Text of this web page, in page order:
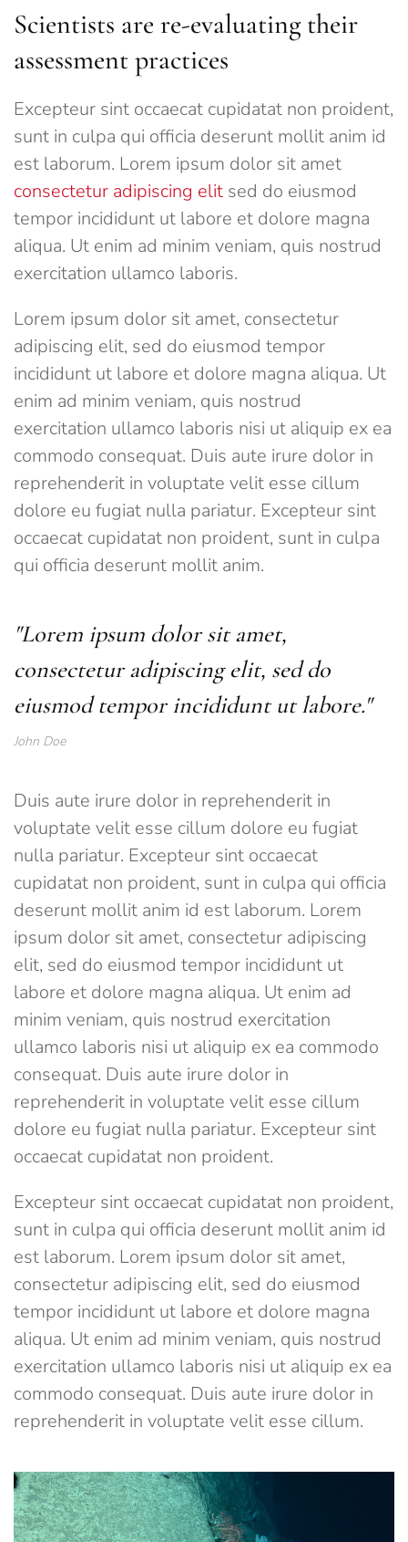
Scientists are re-evaluating their
assessment practices
Excepteur sint occaecat cupidatat non proident,
sunt in culpa qui officia deserunt mollit anim id
est laborum. Lorem ipsum dolor sit amet
consectetur adipiscing elit sed do eiusmod
tempor incididunt ut labore et dolore magna
aliqua. Ut enim ad minim veniam, quis nostrud
exercitation ullamco laboris.
Lorem ipsum dolor sit amet, consectetur
adipiscing elit, sed do eiusmod tempor
incididunt ut labore et dolore magna aliqua. Ut
enim ad minim veniam, quis nostrud
exercitation ullamco laboris nisi ut aliquip ex ea
commodo consequat. Duis aute irure dolor in
reprehenderit in voluptate velit esse cillum
dolore eu fugiat nulla pariatur. Excepteur sint
occaecat cupidatat non proident, sunt in culpa
qui officia deserunt mollit anim.
"Lorem ipsum dolor sit amet,
consectetur adipiscing elit, sed do
eiusmod tempor incididunt ut labore."
John Doe
Duis aute irure dolor in reprehenderit in
voluptate velit esse cillum dolore eu fugiat
nulla pariatur. Excepteur sint occaecat
cupidatat non proident, sunt in culpa qui officia
deserunt mollit anim id est laborum. Lorem
ipsum dolor sit amet, consectetur adipiscing
elit, sed do eiusmod tempor incididunt ut
labore et dolore magna aliqua. Ut enim ad
minim veniam, quis nostrud exercitation
ullamco laboris nisi ut aliquip ex ea commodo
consequat. Duis aute irure dolor in
reprehenderit in voluptate velit esse cillum
dolore eu fugiat nulla pariatur. Excepteur sint
occaecat cupidatat non proident.
Excepteur sint occaecat cupidatat non proident,
sunt in culpa qui officia deserunt mollit anim id
est laborum. Lorem ipsum dolor sit amet,
consectetur adipiscing elit, sed do eiusmod
tempor incididunt ut labore et dolore magna
aliqua. Ut enim ad minim veniam, quis nostrud
exercitation ullamco laboris nisi ut aliquip ex ea
commodo consequat. Duis aute irure dolor in
reprehenderit in voluptate velit esse cillum.